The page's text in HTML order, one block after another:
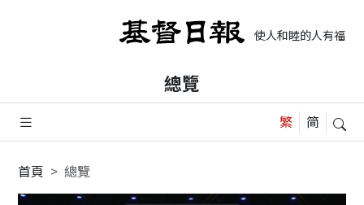
使人和睦的人有福了
總覽
首頁 總覽